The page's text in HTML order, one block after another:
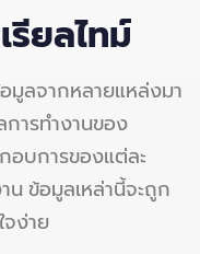
รียลไทม์
มูลจากหลายแหล่งมา
การทำงานของ
อบการของแต่ละ
น ข้อมูลเหล่านี้จะถูก
จง่าย